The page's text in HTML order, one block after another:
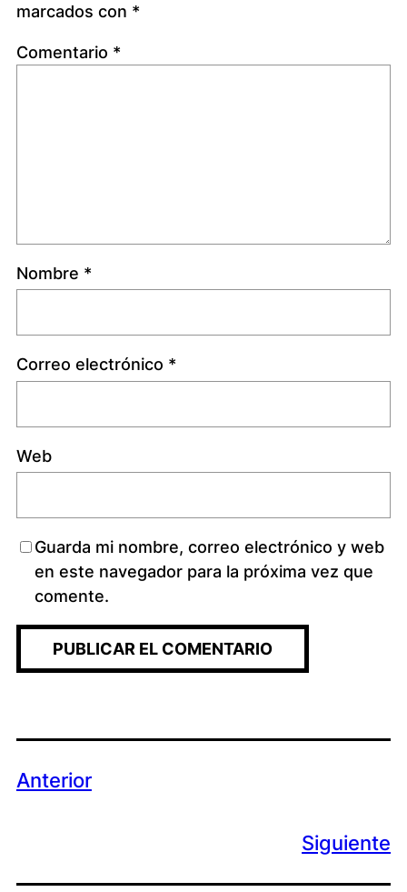
marcados con *
Comentario *
Nombre *
Correo electrónico *
Web
Guarda mi nombre, correo electrónico y web
en este navegador para la próxima vez que
comente.
Anterior
Siguiente